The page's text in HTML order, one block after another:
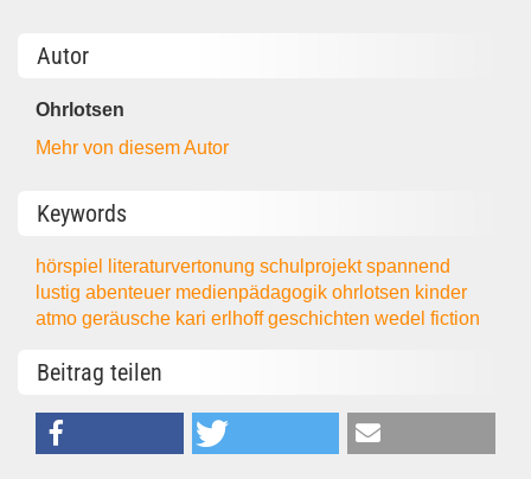
Autor
Ohrlotsen
Mehr von diesem Autor
Keywords
hörspiel literaturvertonungschulprojektspannend
lustigabenteuer medienpädagogikohrlotsen kinder
atmogeräusche kari erlhoffgeschichtenwedelfiction
Beitrag teilen